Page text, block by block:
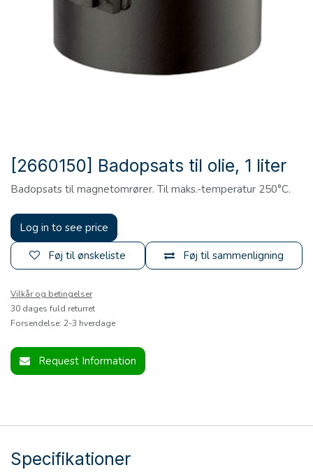
[2660150] Badopsats til olie, 1 liter
Badopsats til magnetomrører. Til maks.-temperatur 250°C.
Log in to see price
Føj til sammenligning
Føj til ønskeliste
Vilkår og betingelser
30 dages fuld returret
Forsendelse: 2-3 hverdage
Request Information
Specifikationer